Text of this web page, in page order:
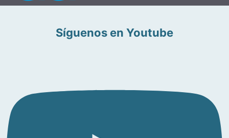
Síguenos en Youtube